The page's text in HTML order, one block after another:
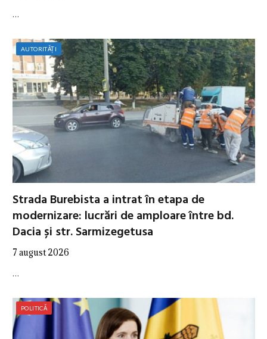
…
AUTORITĂȚI
Strada Burebista a intrat în etapa de
modernizare: lucrări de amploare între bd.
Dacia și str. Sarmizegetusa
7 august 2026
…
POLITICĂ